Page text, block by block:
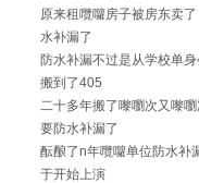
原来租囕囖房子被房东卖
水补漏了
防水补漏不过是从学校单
搬到了405
二十多年搬了嚟嚠次又嚟
要防水补漏了
酝酿了n年囕囖单位防水补
于开始上演